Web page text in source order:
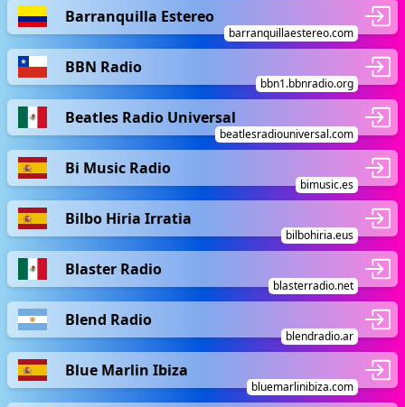
Barranquilla Estereo
barranquillaestereo.com
BBN Radio
bbn1.bbnradio.org
Beatles Radio Universal
beatlesradiouniversal.com
Bi Music Radio
bimusic.es
Bilbo Hiria Irratia
bilbohiria.eus
Blaster Radio
blasterradio.net
Blend Radio
blendradio.ar
Blue Marlin Ibiza
bluemarlinibiza.com